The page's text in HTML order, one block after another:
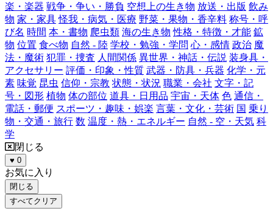
楽・楽器 戦争・争い・勝負 空想上の生き物 放送・出版 飲み
物 家・家具 怪我・病気・医療 野菜・果物・香辛料 称号・呼
び名 時間 本・書物 爬虫類 海の生き物 性格・特徴・才能 鉱
物 位置 食べ物 自然 - 陸 学校・勉強・学問 心・感情 政治 魔
法・魔術 犯罪・捜査 人間関係 異世界・神話・伝説 装身具・
アクセサリー 評価・印象・性質 武器・防具・兵器 化学・元
素 味覚 昆虫 信仰・宗教 状態・状況 職業・会社 文字・記
号・図形 植物 体の部位 道具・日用品 宇宙・天体 色 通信・
電話・郵便 スポーツ・趣味・娯楽 言葉・文化・芸術 国 乗り
物・交通・旅行 数 温度・熱・エネルギー 自然 - 空・天気 科
学
閉じる
♥ 0
お気に入り
閉じる
すべてクリア